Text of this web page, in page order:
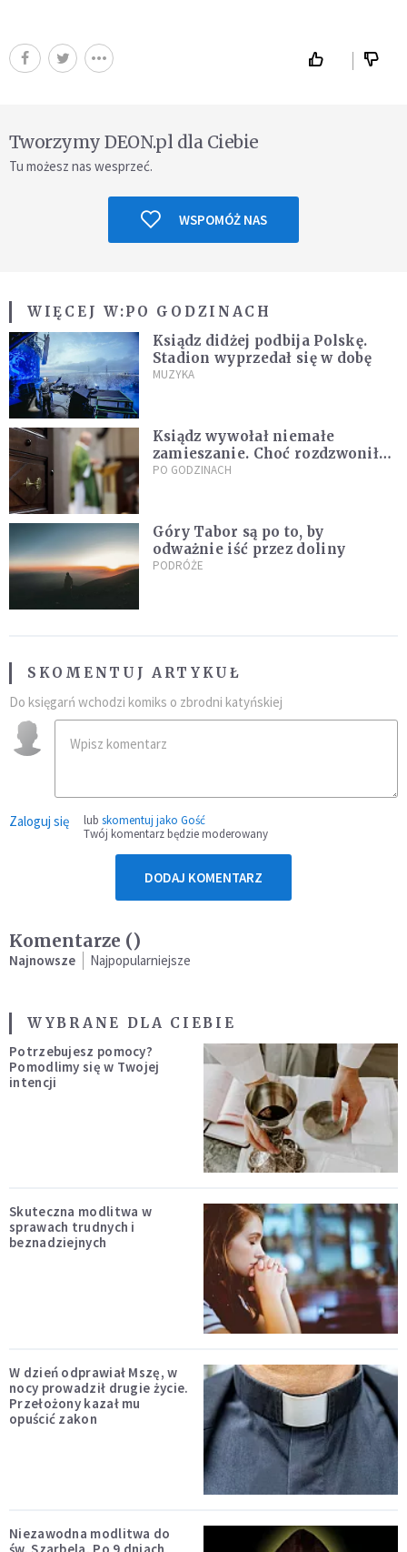
Tworzymy DEON.pl dla Ciebie
Tu możesz nas wesprzeć.
WSPOMÓŻ NAS
WIĘCEJ W:PO GODZINACH
Ksiądz didżej podbija Polskę.
Stadion wyprzedał się w dobę
MUZYKA
Ksiądz wywołał niemałe
zamieszanie. Choć rozdzwoniły
się telefony z całego kraju,
PO GODZINACH
Góry Tabor są po to, by
odważnie iść przez doliny
PODRÓŻE
SKOMENTUJ ARTYKUŁ
Do księgarń wchodzi komiks o zbrodni katyńskiej
Zaloguj się lub skomentuj jako Gość
Twój komentarz będzie moderowany
DODAJ KOMENTARZ
Komentarze ()
Najnowsze Najpopularniejsze
WYBRANE DLA CIEBIE
Potrzebujesz pomocy?
Pomodlimy się w Twojej
intencji
Skuteczna modlitwa w
sprawach trudnych i
beznadziejnych
W dzień odprawiał Mszę, w
nocy prowadził drugie życie.
Przełożony kazał mu
opuścić zakon
Niezawodna modlitwa do